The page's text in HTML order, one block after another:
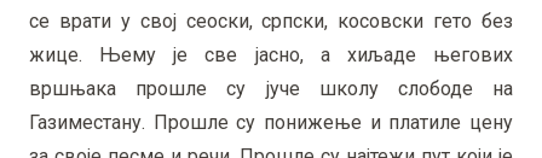
се врати у свој сеоски, српски, косовски гето без
жице. Њему је све јасно, а хиљаде његових
вршњака прошле су јуче школу слободе на
Газиместану. Прошле су понижење и платиле цену